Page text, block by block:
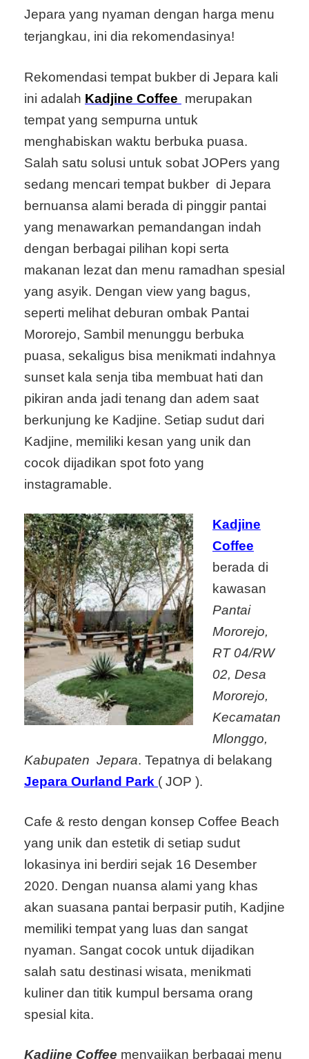
Jepara yang nyaman dengan harga menu
terjangkau, ini dia rekomendasinya!
Rekomendasi tempat bukber di Jepara kali
ini adalah Kadjine Coffee merupakan
tempat yang sempurna untuk
menghabiskan waktu berbuka puasa.
Salah satu solusi untuk sobat JOPers yang
sedang mencari tempat bukber di Jepara
bernuansa alami berada di pinggir pantai
yang menawarkan pemandangan indah
dengan berbagai pilihan kopi serta
makanan lezat dan menu ramadhan spesial
yang asyik. Dengan view yang bagus,
seperti melihat deburan ombak Pantai
Mororejo, Sambil menunggu berbuka
puasa, sekaligus bisa menikmati indahnya
sunset kala senja tiba membuat hati dan
pikiran anda jadi tenang dan adem saat
berkunjung ke Kadjine. Setiap sudut dari
Kadjine, memiliki kesan yang unik dan
cocok dijadikan spot foto yang
instagramable.
Kadjine
Coffee
berada di
kawasan
Pantai
Mororejo,
RT 04/RW
02, Desa
Mororejo,
Kecamatan
Mlonggo,
Kabupaten Jepara. Tepatnya di belakang
Jepara Ourland Park ( JOP ).
Cafe & resto dengan konsep Coffee Beach
yang unik dan estetik di setiap sudut
lokasinya ini berdiri sejak 16 Desember
2020. Dengan nuansa alami yang khas
akan suasana pantai berpasir putih, Kadjine
memiliki tempat yang luas dan sangat
nyaman. Sangat cocok untuk dijadikan
salah satu destinasi wisata, menikmati
kuliner dan titik kumpul bersama orang
spesial kita.
Kadjine Coffee menyajikan berbagai menu